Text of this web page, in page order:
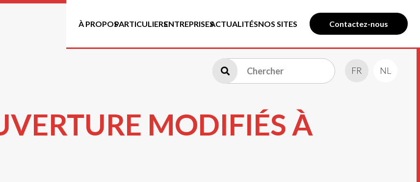
À PROPOSPARTICULIERSENTREPRISESACTUALITÉSNOS SITES Contactez-nous
FR NL
MODIFIÉS À